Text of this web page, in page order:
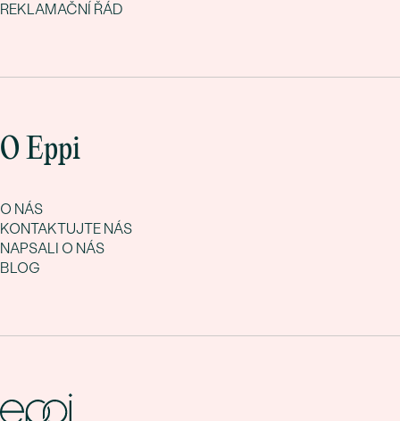
REKLAMAČNÍ ŘÁD
O Eppi
O NÁS
KONTAKTUJTE NÁS
NAPSALI O NÁS
BLOG